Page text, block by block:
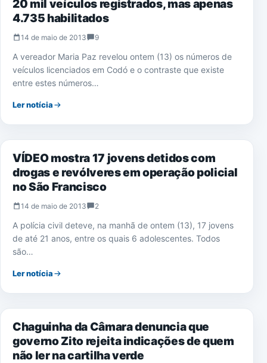
20 mil veículos registrados, mas apenas
4.735 habilitados
14 de maio de 2013 9
A vereador Maria Paz revelou ontem (13) os números de
veículos licenciados em Codó e o contraste que existe
entre estes números…
Ler notícia
POLÍCIA
VÍDEO mostra 17 jovens detidos com
drogas e revólveres em operação policial
no São Francisco
14 de maio de 2013 2
A polícia civil deteve, na manhã de ontem (13), 17 jovens
de até 21 anos, entre os quais 6 adolescentes. Todos
são…
Ler notícia
POLÍTICA
Chaguinha da Câmara denuncia que
governo Zito rejeita indicações de quem
não ler na cartilha verde